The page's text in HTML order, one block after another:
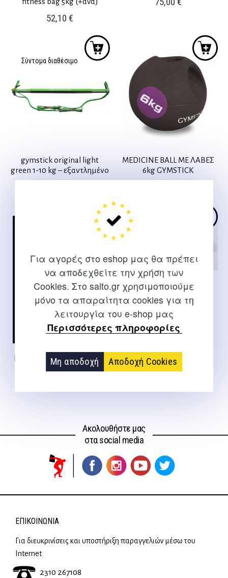
Για αγορές στο eshop μας θα πρέπει
να αποδεχθείτε την χρήση των
Cookies. Στο salto.gr χρησιμοποιούμε
μόνο τα απαραίτητα cookies για τη
λειτουργία του e-shop μας
Περισσότερες πληροφορίες
Μη αποδοχή Αποδοχή Cookies
52,10€
Σύντομα διαθέσιμο
gymstick original light
green 1-10 kg – εξαντλημένο
MEDICINE BALL ΜΕ ΛΑΒΕΣ
6kg GYMSTICK
βάση για functional trainer
25,00€
Σύντομα διαθέσιμο
Δαχτυλίδι pilates ring
GYMSTICK – εξαντλημένο
Ακολουθήστε μας
στα social media
ΕΠΙΚΟΙΝΩΝΊΑ
Για διευκρινίσεις και υποστήριξη παραγγελιών μέσω του
Internet
2310 267108